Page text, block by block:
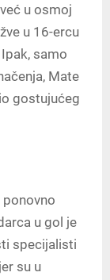
u osmoj
u 16-ercu
samo
Mate
gostujućeg
u gol je
specijalisti
su u